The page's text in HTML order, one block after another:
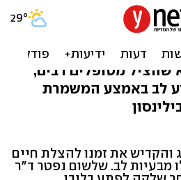
לבו של הקרדיולוג
נדם
שהציל מטופלים רבים,
לב באמצע המשמרת
והקדיש את זמנו להצלת חיים
מבעיות לב. שלשום נפטר ד"ר